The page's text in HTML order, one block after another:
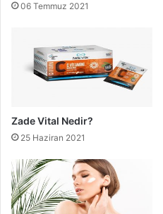
06 Temmuz 2021
Zade Vital Nedir?
25 Haziran 2021